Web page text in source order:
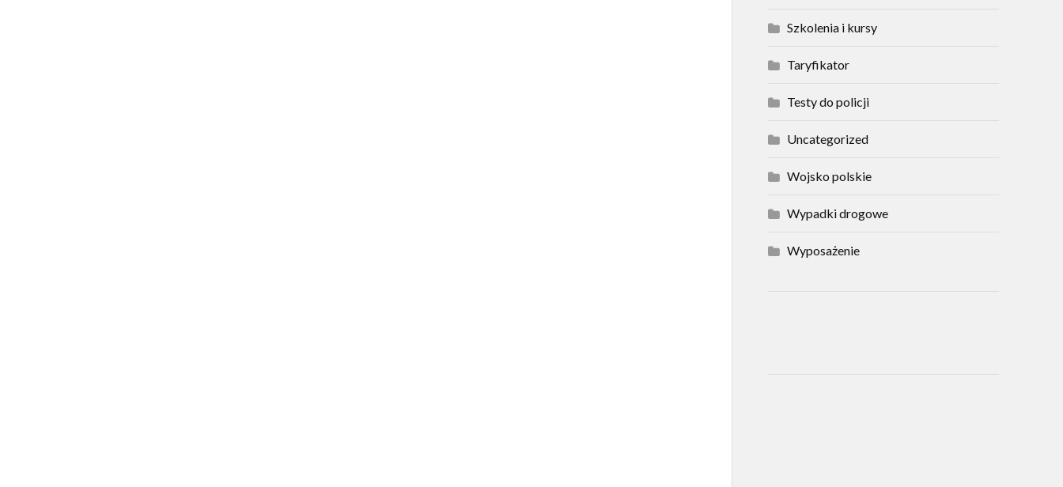
Szkolenia i kursy
Taryfikator
Testy do policji
Uncategorized
Wojsko polskie
Wypadki drogowe
Wyposażenie